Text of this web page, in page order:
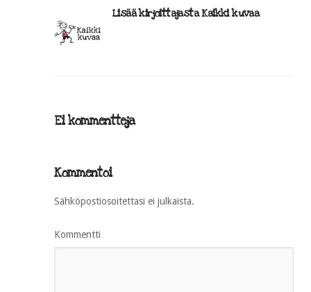
Lisää kirjoittajasta Kaikki kuvaa
Ei kommentteja
Kommentoi
Sähköpostiosoitettasi ei julkaista.
Kommentti